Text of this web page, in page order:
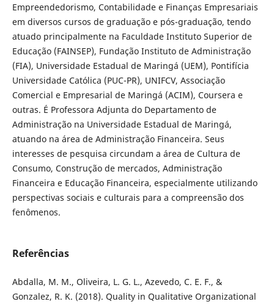
Empreendedorismo, Contabilidade e Finanças Empresariais
em diversos cursos de graduação e pós-graduação, tendo
atuado principalmente na Faculdade Instituto Superior de
Educação (FAINSEP), Fundação Instituto de Administração
(FIA), Universidade Estadual de Maringá (UEM), Pontifícia
Universidade Católica (PUC-PR), UNIFCV, Associação
Comercial e Empresarial de Maringá (ACIM), Coursera e
outras. É Professora Adjunta do Departamento de
Administração na Universidade Estadual de Maringá,
atuando na área de Administração Financeira. Seus
interesses de pesquisa circundam a área de Cultura de
Consumo, Construção de mercados, Administração
Financeira e Educação Financeira, especialmente utilizando
perspectivas sociais e culturais para a compreensão dos
fenômenos.
Referências
Abdalla, M. M., Oliveira, L. G. L., Azevedo, C. E. F., &
Gonzalez, R. K. (2018). Quality in Qualitative Organizational